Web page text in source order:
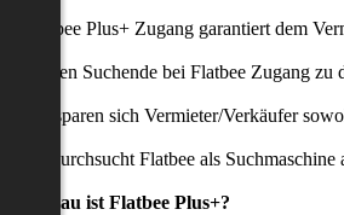
Flatbee Plus+ Zugang garantiert dem
erhalten Suchende bei Flatbee Zugang
uns sparen sich Vermieter/Verkäufer
durchsucht Flatbee als
genau ist Flatbee Plus+?